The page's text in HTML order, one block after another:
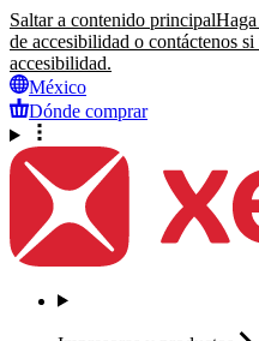
Saltar a contenido principal
de accesibilidad o contáctenos
accesibilidad.
México
Dónde comprar